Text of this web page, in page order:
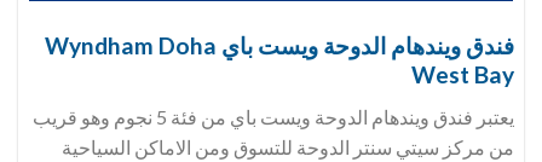
فندق
ويندهام الدوحة ويست باي Wyndham Doha
West Bay
يعتبر فندق ويندهام الدوحة ويست باي من فئة 5 نجوم وهو قريب
من مركز سيتي سنتر الدوحة للتسوق ومن الاماكن السياحية